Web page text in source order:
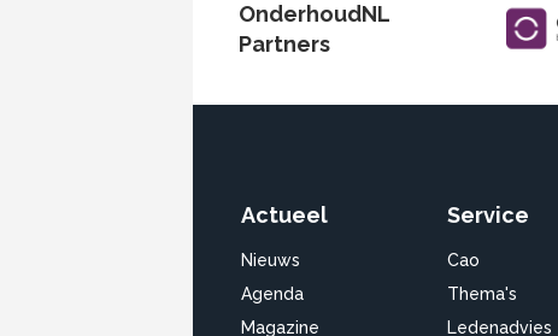
OnderhoudNL
Partners
Actueel
Nieuws
Agenda
Magazine
Service
Cao
Thema's
Ledenadvies